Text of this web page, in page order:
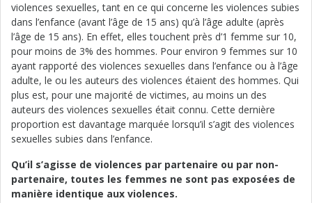
violences sexuelles, tant en ce qui concerne les violences subies
dans l’enfance (avant l’âge de 15 ans) qu’à l’âge adulte (après
l’âge de 15 ans). En effet, elles touchent près d’1 femme sur 10,
pour moins de 3% des hommes. Pour environ 9 femmes sur 10
ayant rapporté des violences sexuelles dans l’enfance ou à l’âge
adulte, le ou les auteurs des violences étaient des hommes. Qui
plus est, pour une majorité de victimes, au moins un des
auteurs des violences sexuelles était connu. Cette dernière
proportion est davantage marquée lorsqu’il s’agit des violences
sexuelles subies dans l’enfance.
Qu’il s’agisse de violences par partenaire ou par non-
partenaire, toutes les femmes ne sont pas exposées de
manière identique aux violences.